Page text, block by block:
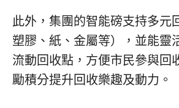
此外，集團的智能磅支持多元
塑膠、紙、金屬等），並能靈
流動回收點，方便市民參與回
勵積分提升回收樂趣及動力。